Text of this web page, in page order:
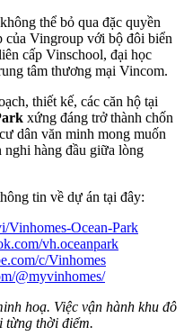
thể bỏ qua đặc quyền
của Vingroup với bộ đôi biển
cấp Vinschool, đại học
tâm thương mại Vincom.
thiết kế, các căn hộ tại
xứng đáng trở thành chốn
dân văn minh mong muốn
nghi hàng đầu giữa lòng
tin về dự án tại đây:
Vinhomes-Ocean-Park
vh.oceanpark
c/Vinhomes
@myvinhomes/
hoạ. Việc vận hành khu đô
từng thời điểm.